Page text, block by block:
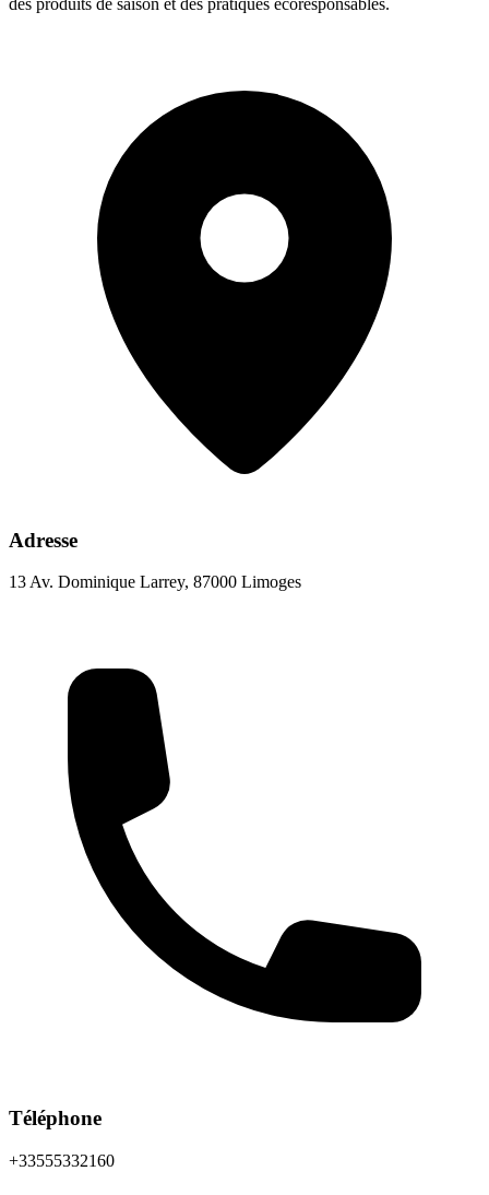
Adresse
13 Av. Dominique Larrey, 87000 Limoges
Téléphone
+33555332160